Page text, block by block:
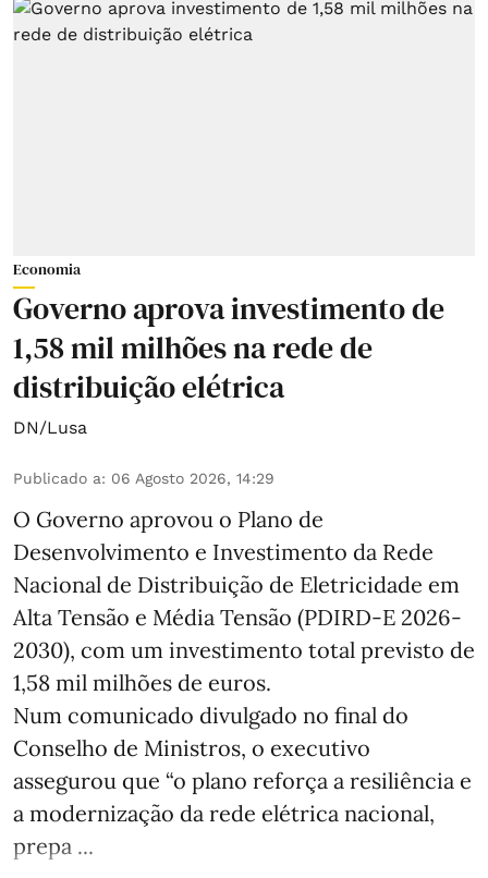
Economia
Governo aprova investimento de
1,58 mil milhões na rede de
distribuição elétrica
DN/Lusa
Publicado a: 06 Agosto 2026, 14:29
O Governo aprovou o Plano de
Desenvolvimento e Investimento da Rede
Nacional de Distribuição de Eletricidade em
Alta Tensão e Média Tensão (PDIRD-E 2026-
2030), com um investimento total previsto de
1,58 mil milhões de euros.
Num comunicado divulgado no final do
Conselho de Ministros, o executivo
assegurou que “o plano reforça a resiliência e
a modernização da rede elétrica nacional,
prepa ...